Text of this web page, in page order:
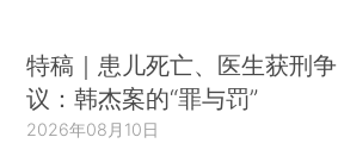
特稿｜患儿死亡、医生获刑争
议：韩杰案的“罪与罚”
2026年08月10日